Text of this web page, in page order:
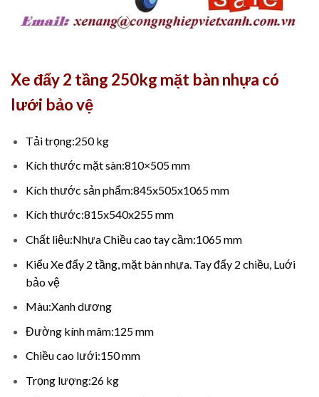
Xe đẩy 2 tầng 250kg mặt bàn nhựa có
lưới bảo vệ
Tải trọng:250 kg
Kích thước mặt sàn:810×505 mm
Kích thước sản phẩm:845x505x1065 mm
Kích thước:815x540x255 mm
Chất liệu:Nhựa Chiều cao tay cầm:1065 mm
Kiểu Xe đẩy 2 tầng, mặt bàn nhựa. Tay đẩy 2 chiều, Luới
bảo vệ
Màu:Xanh dương
Đường kính mâm:125 mm
Chiều cao lưới:150 mm
Trọng lượng:26 kg